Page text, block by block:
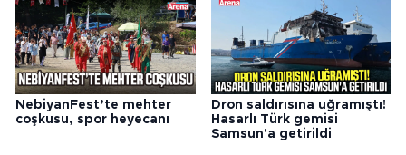
NebiyanFest’te mehter
coşkusu, spor heyecanı
Dron saldırısına uğramıştı!
Hasarlı Türk gemisi
Samsun'a getirildi